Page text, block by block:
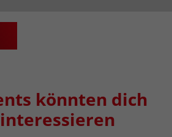
könnten dich